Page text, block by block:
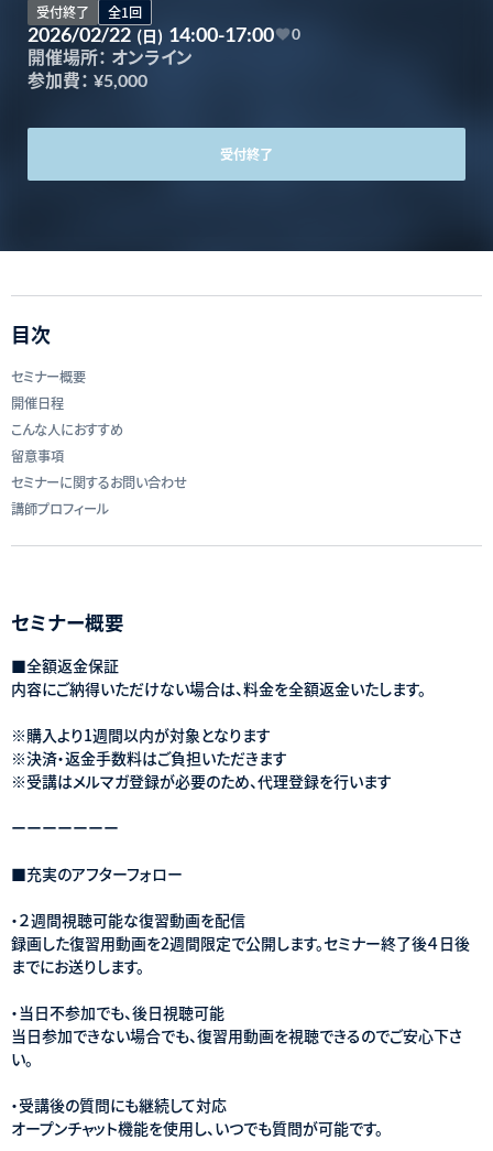
受付終了 全1回
2026/02/22 (日) 14:00-17:00 0
開催場所： オンライン
参加費： ¥5,000
受付終了
目次
セミナー概要
開催日程
こんな人におすすめ
留意事項
セミナーに関するお問い合わせ
講師プロフィール
セミナー概要
■全額返金保証
内容にご納得いただけない場合は、料金を全額返金いたします。
※購入より1週間以内が対象となります
※決済・返金手数料はご負担いただきます
※受講はメルマガ登録が必要のため、代理登録を行います
ーーーーーーー
■充実のアフターフォロー
・２週間視聴可能な復習動画を配信
録画した復習用動画を2週間限定で公開します。セミナー終了後４日後
までにお送りします。
・当日不参加でも、後日視聴可能
当日参加できない場合でも、復習用動画を視聴できるのでご安心下さ
い。
・受講後の質問にも継続して対応
オープンチャット機能を使用し、いつでも質問が可能です。